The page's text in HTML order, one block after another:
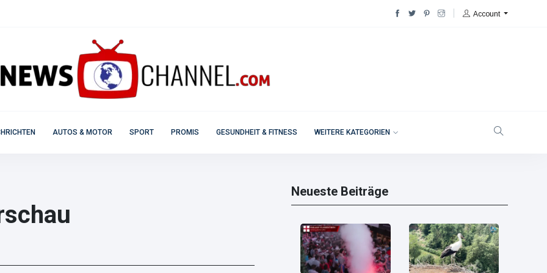
Account
AUTOS & MOTOR SPORT PROMIS GESUNDHEIT & FITNESS WEITERE KATEGORIEN
Neueste Beiträge